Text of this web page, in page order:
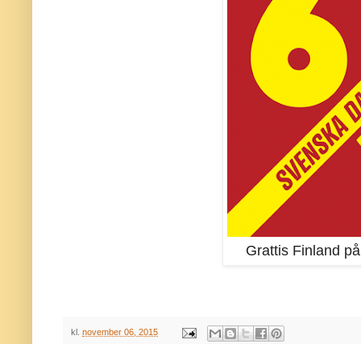
Grattis Finland
kl. november 06, 2015